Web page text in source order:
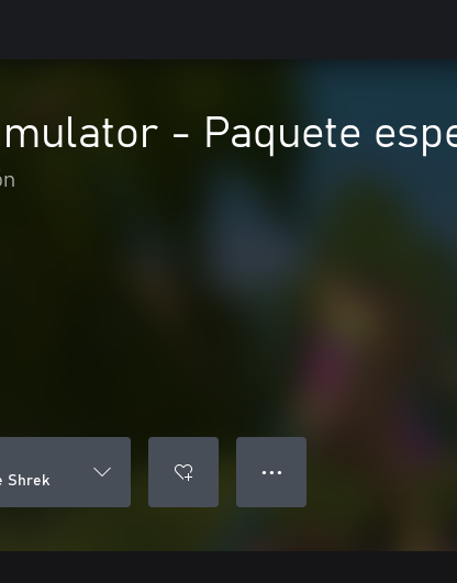
- Paquete
Shrek
● ● ●